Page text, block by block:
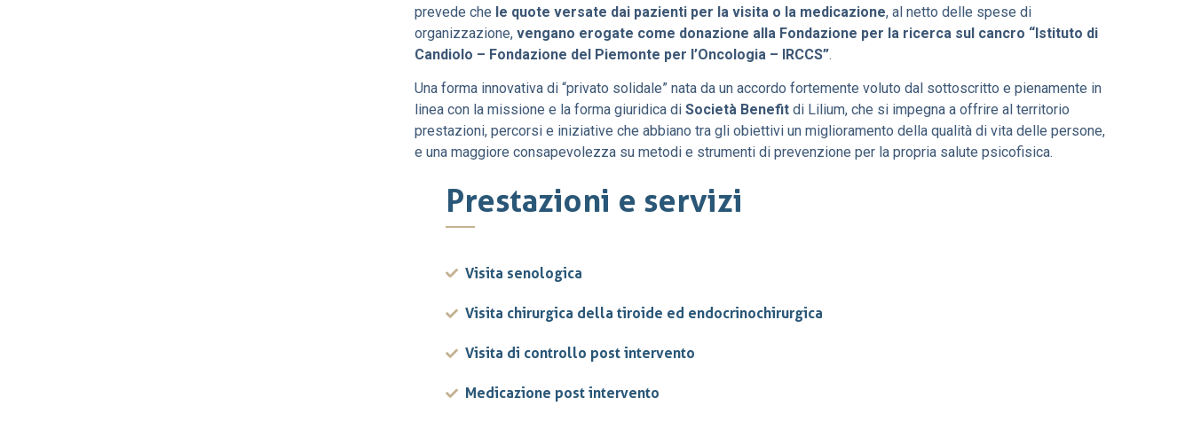
prevede che le quote versate dai pazienti per la visita o la medicazione, al netto delle spese di
organizzazione, vengano erogate come donazione alla Fondazione per la ricerca sul cancro “Istituto di
Candiolo – Fondazione del Piemonte per l’Oncologia – IRCCS”.
Una forma innovativa di “privato solidale” nata da un accordo fortemente voluto dal sottoscritto e pienamente in
linea con la missione e la forma giuridica di Società Benefitdi Lilium, che si impegna a offrire al territorio
prestazioni, percorsi e iniziative che abbiano tra gli obiettivi un miglioramento della qualità di vita delle persone,
e una maggiore consapevolezza su metodi e strumenti di prevenzione per la propria salute psicofisica.
Prestazioni e servizi
Visita senologica
Visita chirurgica della tiroide ed endocrinochirurgica
Visita di controllo post intervento
Medicazione post intervento